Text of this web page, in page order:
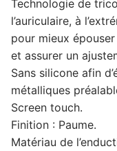
Technologie de
l’auriculaire, à
pour mieux
et assurer un
Sans silicone afin
métalliques
Screen touch.
Finition : Paume.
Matériau de